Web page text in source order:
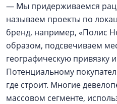
— Мы придерживаемся
называем проекты по
бренд, например, «Полис
образом, подсвечиваем
географическую привязку
Потенциальному
где строит. Многие
массовом сегменте,